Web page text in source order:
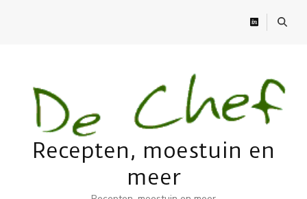
Recepten, moestuin en
meer